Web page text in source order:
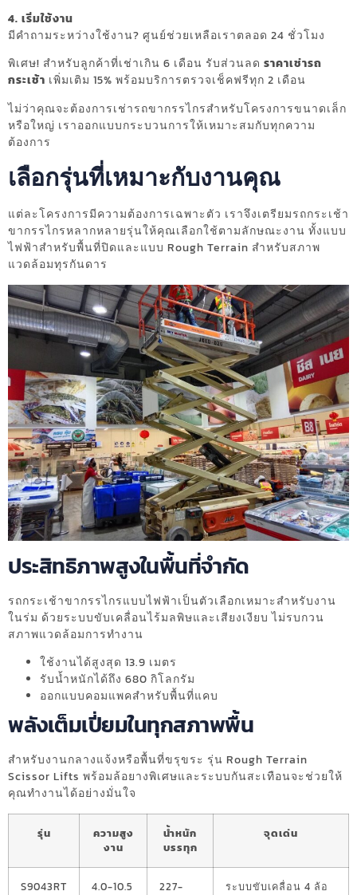
4. เริ่มใช้งาน
มีคำถามระหว่างใช้งาน? ศูนย์ช่วยเหลือเราตลอด 24 ชั่วโมง
พิเศษ! สำหรับลูกค้าที่เช่าเกิน 6 เดือน รับส่วนลด ราคาเช่ารถ
กระเช้า เพิ่มเติม 15% พร้อมบริการตรวจเช็คฟรีทุก 2 เดือน
ไม่ว่าคุณจะต้องการเช่ารถขากรรไกรสำหรับโครงการขนาดเล็ก
หรือใหญ่ เราออกแบบกระบวนการให้เหมาะสมกับทุกความ
ต้องการ
เลือกรุ่นที่เหมาะกับงานคุณ
แต่ละโครงการมีความต้องการเฉพาะตัว เราจึงเตรียมรถกระเช้า
ขากรรไกรหลากหลายรุ่นให้คุณเลือกใช้ตามลักษณะงาน ทั้งแบบ
ไฟฟ้าสำหรับพื้นที่ปิดและแบบ Rough Terrain สำหรับสภาพ
แวดล้อมทุรกันดาร
ประสิทธิภาพสูงในพื้นที่จำกัด
รถกระเช้าขากรรไกรแบบไฟฟ้าเป็นตัวเลือกเหมาะสำหรับงาน
ในร่ม ด้วยระบบขับเคลื่อนไร้มลพิษและเสียงเงียบ ไม่รบกวน
สภาพแวดล้อมการทำงาน
ใช้งานได้สูงสุด 13.9 เมตร
รับน้ำหนักได้ถึง 680 กิโลกรัม
ออกแบบคอมแพคสำหรับพื้นที่แคบ
พลังเต็มเปี่ยมในทุกสภาพพื้น
สำหรับงานกลางแจ้งหรือพื้นที่ขรุขระ รุ่น Rough Terrain
Scissor Lifts พร้อมล้อยางพิเศษและระบบกันสะเทือนจะช่วยให้
คุณทำงานได้อย่างมั่นใจ
รุ่น
ความสูง
งาน
น้ำหนัก
บรรทุก
จุดเด่น
S9043RT
4.0-10.5
227-
ระบบขับเคลื่อน 4 ล้อ